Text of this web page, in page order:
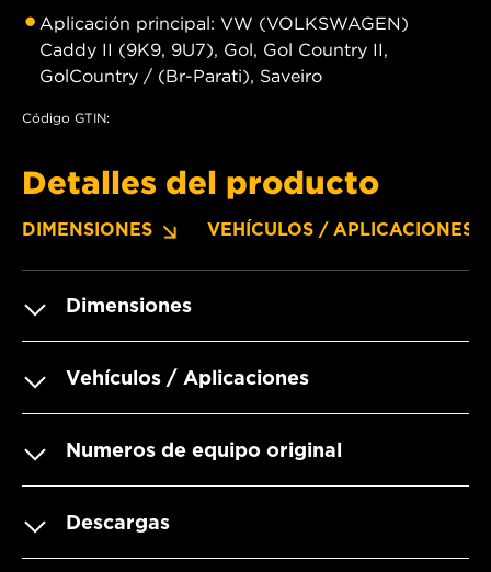
Aplicación principal: VW (VOLKSWAGEN)
Caddy II (9K9, 9U7), Gol, Gol Country II,
GolCountry / (Br-Parati), Saveiro
Código GTIN:
Detalles del producto
DIMENSIONES VEHÍCULOS / APLICACIONES
Dimensiones
Vehículos / Aplicaciones
Numeros de equipo original
Descargas